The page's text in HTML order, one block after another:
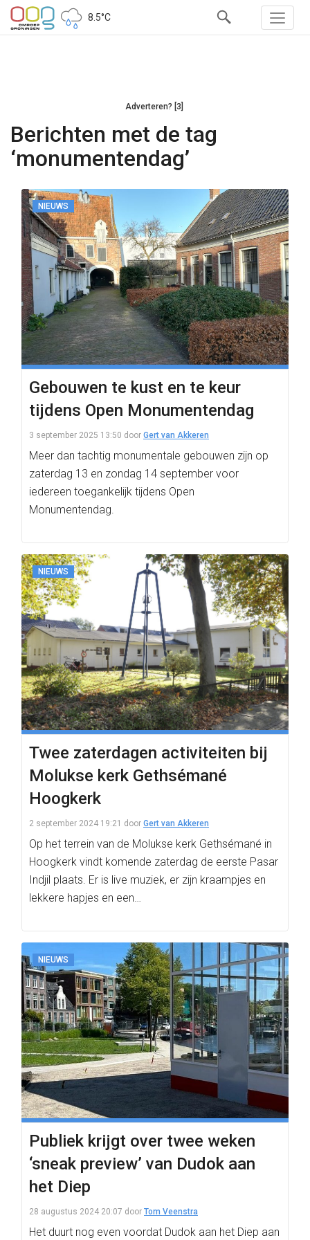
8.5°C
Adverteren? [3]
Berichten met de tag
‘monumentendag’
NIEUWS
Gebouwen te kust en te keur
tijdens Open Monumentendag
3 september 2025 13:50 door Gert van Akkeren
Meer dan tachtig monumentale gebouwen zijn op
zaterdag 13 en zondag 14 september voor
iedereen toegankelijk tijdens Open
Monumentendag.
NIEUWS
Twee zaterdagen activiteiten bij
Molukse kerk Gethsémané
Hoogkerk
2 september 2024 19:21 door Gert van Akkeren
Op het terrein van de Molukse kerk Gethsémané in
Hoogkerk vindt komende zaterdag de eerste Pasar
Indjil plaats. Er is live muziek, er zijn kraampjes en
lekkere hapjes en een…
NIEUWS
Publiek krijgt over twee weken
‘sneak preview’ van Dudok aan
het Diep
28 augustus 2024 20:07 door Tom Veenstra
Het duurt nog even voordat Dudok aan het Diep aan